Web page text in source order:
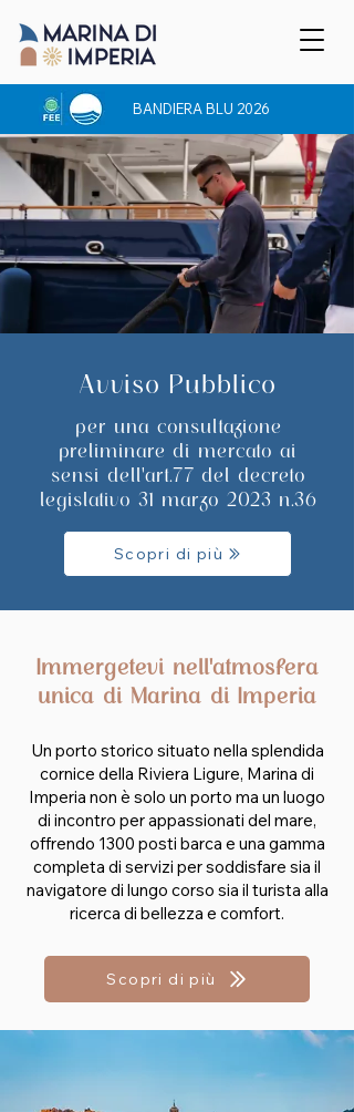
BANDIERA BLU 2026
Avviso Pubblico
per una consultazione
preliminare di mercato ai
sensi dell'art.77 del decreto
legislativo 31 marzo 2023 n.36
Scopri di più
Immergetevi nell'atmosfera
unica di Marina di Imperia
Un porto storico situato nella splendida
cornice della Riviera Ligure, Marina di
Imperia non è solo un porto ma un luogo
di incontro per appassionati del mare,
offrendo 1300 posti barca e una gamma
completa di servizi per soddisfare sia il
navigatore di lungo corso sia il turista alla
ricerca di bellezza e comfort.
Scopri di più